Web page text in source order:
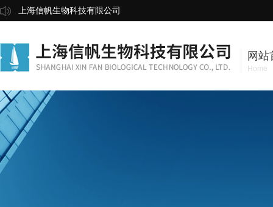
上海信帆生物科技有限公司
网站
Home